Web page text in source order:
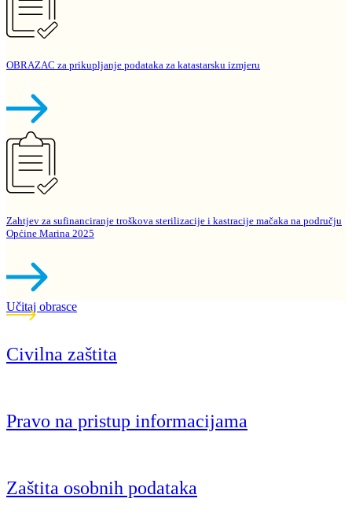
OBRAZAC za prikupljanje podataka za katastarsku izmjeru
Zahtjev za sufinanciranje troškova sterilizacije i kastracije mačaka na području
Općine Marina 2025
Učitaj obrasce
Civilna zaštita
Pravo na pristup informacijama
Zaštita osobnih podataka